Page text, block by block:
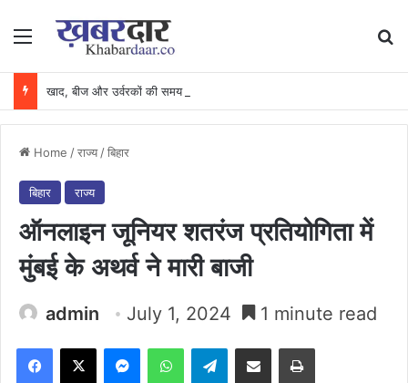
Menu
Home /राज्य /बिहार
बिहार राज्य
ऑनलाइन जूनियर शतरंज प्रतियोगिता में
मुंबई के अथर्व ने मारी बाजी
admin July 1, 2024 1 minute read
Facebook
X MessengerWhatsAppTelegramShare via Email Print